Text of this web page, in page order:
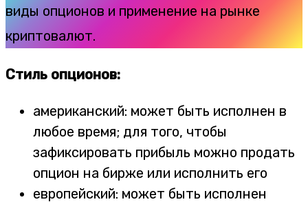
виды опционов и применение на рынке
криптовалют.
Стиль опционов:
американский: может быть исполнен в
любое время; для того, чтобы
зафиксировать прибыль можно продать
опцион на бирже или исполнить его
европейский: может быть исполнен